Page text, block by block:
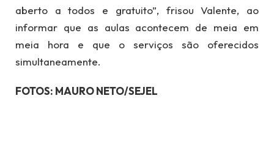
aberto a todos e gratuito”, frisou Valente, ao
informar que as aulas acontecem de meia em
meia hora e que o serviços são oferecidos
simultaneamente.
FOTOS: MAURO NETO/SEJEL